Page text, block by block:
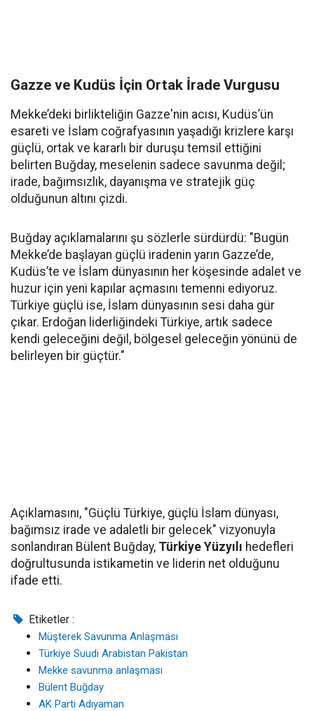
Gazze ve Kudüs İçin Ortak İrade Vurgusu
Mekke’deki birlikteliğin Gazze'nin acısı, Kudüs’ün
esareti ve İslam coğrafyasının yaşadığı krizlere karşı
güçlü, ortak ve kararlı bir duruşu temsil ettiğini
belirten Buğday, meselenin sadece savunma değil;
irade, bağımsızlık, dayanışma ve stratejik güç
olduğunun altını çizdi.
Buğday açıklamalarını şu sözlerle sürdürdü: "Bugün
Mekke’de başlayan güçlü iradenin yarın Gazze’de,
Kudüs’te ve İslam dünyasının her köşesinde adalet ve
huzur için yeni kapılar açmasını temenni ediyoruz.
Türkiye güçlü ise, İslam dünyasının sesi daha gür
çıkar. Erdoğan liderliğindeki Türkiye, artık sadece
kendi geleceğini değil, bölgesel geleceğin yönünü de
belirleyen bir güçtür."
Açıklamasını, "Güçlü Türkiye, güçlü İslam dünyası,
bağımsız irade ve adaletli bir gelecek" vizyonuyla
sonlandıran Bülent Buğday, Türkiye Yüzyılı hedefleri
doğrultusunda istikametin ve liderin net olduğunu
ifade etti.
Etiketler :
Müşterek Savunma Anlaşması
Türkiye Suudi Arabistan Pakistan
Mekke savunma anlaşması
Bülent Buğday
AK Parti Adıyaman